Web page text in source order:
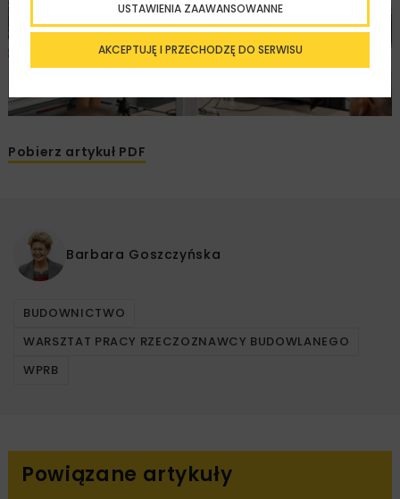
Pobierz artykuł PDF
Barbara Goszczyńska
BUDOWNICTWO
WARSZTAT PRACY RZECZOZNAWCY BUDOWLANEGO
WPRB
Powiązane artykuły
AKCEPTUJĘ I PRZECHODZĘ DO SERWISU
USTAWIENIA ZAAWANSOWANNE